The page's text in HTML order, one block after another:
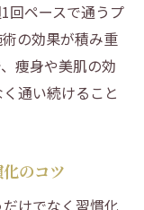
回ペースで通うプ
の効果が積み重
痩身や美肌の効
通い続けること
のコツ
けでなく習慣化